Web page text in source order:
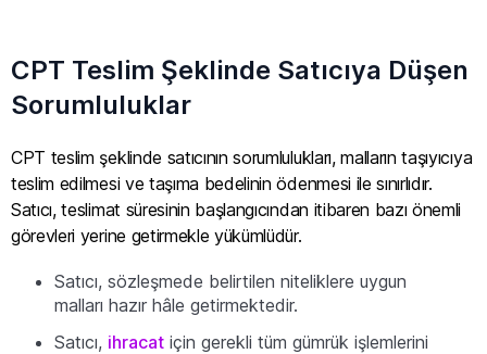
CPT Teslim Şeklinde Satıcıya Düşen
Sorumluluklar
CPT teslim şeklinde satıcının sorumlulukları, malların taşıyıcıya
teslim edilmesi ve taşıma bedelinin ödenmesi ile sınırlıdır.
Satıcı, teslimat süresinin başlangıcından itibaren bazı önemli
görevleri yerine getirmekle yükümlüdür.
Satıcı, sözleşmede belirtilen niteliklere uygun
malları hazır hâle getirmektedir.
Satıcı, ihracat için gerekli tüm gümrük işlemlerini